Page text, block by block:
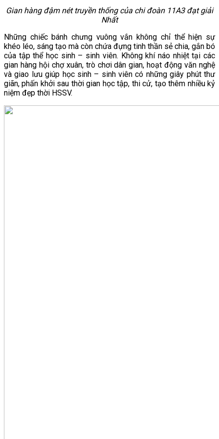
Gian hàng đậm nét truyền thống của chi đoàn 11A3 đạt giải
Nhất
Những chiếc bánh chưng vuông vắn không chỉ thể hiện sự
khéo léo, sáng tạo mà còn chứa đựng tinh thần sẻ chia, gắn bó
của tập thể học sinh – sinh viên. Không khí náo nhiệt tại các
gian hàng hội chợ xuân, trò chơi dân gian, hoạt động văn nghệ
và giao lưu giúp học sinh – sinh viên có những giây phút thư
giãn, phấn khởi sau thời gian học tập, thi cử, tạo thêm nhiều kỷ
niệm đẹp thời HSSV.